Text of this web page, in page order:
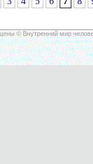
© Внутренний мир